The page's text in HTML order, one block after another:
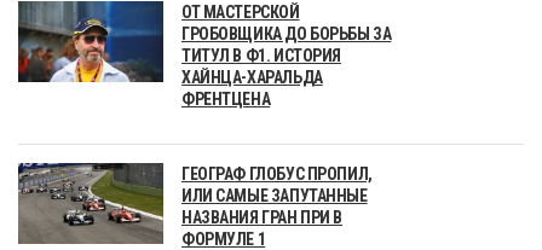
ОТ МАСТЕРСКОЙ
ГРОБОВЩИКА ДО БОРЬБЫ ЗА
ТИТУЛ В Ф1. ИСТОРИЯ
ХАЙНЦА-ХАРАЛЬДА
ФРЕНТЦЕНА
ГЕОГРАФ ГЛОБУС ПРОПИЛ,
ИЛИ САМЫЕ ЗАПУТАННЫЕ
НАЗВАНИЯ ГРАН ПРИ В
ФОРМУЛЕ 1